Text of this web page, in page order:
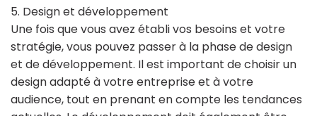
5. Design et développement
Une fois que vous avez établi vos besoins et votre
stratégie, vous pouvez passer à la phase de design
et de développement. Il est important de choisir un
design adapté à votre entreprise et à votre
audience, tout en prenant en compte les tendances